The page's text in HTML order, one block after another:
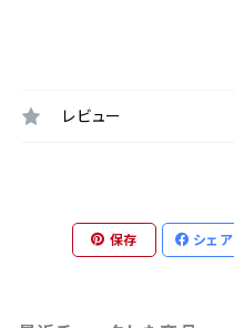
レビュー
保存 シェア